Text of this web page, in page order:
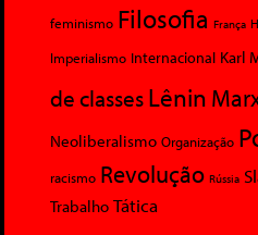
feminismo Filosofia França
Imperialismo Internacional Karl
de classesLênin
Neoliberalismo Organização
racismo Revolução Rússia
Trabalho Tática